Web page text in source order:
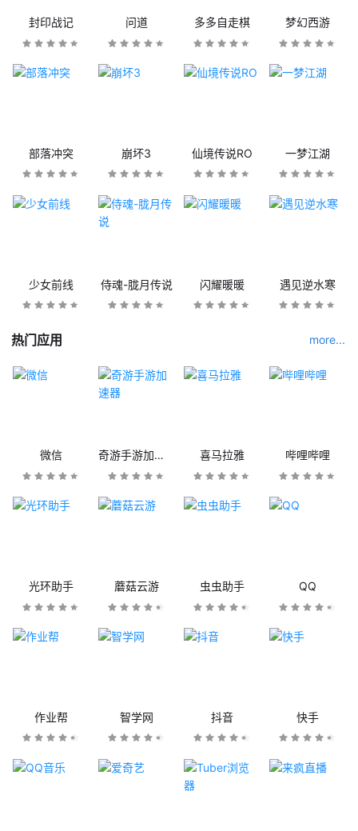
封印战记 问道 多多自走棋 梦幻西游
部落冲突 崩坏3 仙境传说RO 一梦江湖
少女前线 侍魂-胧月传说 闪耀暖暖 遇见逆水寒
热门应用 more...
微信 奇游手游加速器 喜马拉雅 哔哩哔哩
光环助手 蘑菇云游 虫虫助手 QQ
作业帮 智学网 抖音 快手